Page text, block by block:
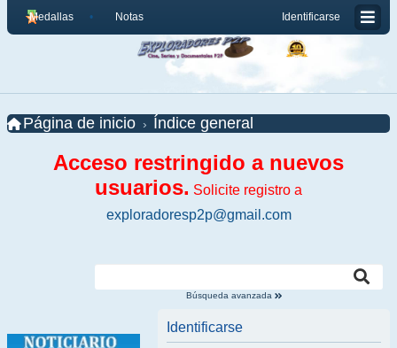
Identificarse
Medallas Notas
Página de inicio Índice general
Acceso restringido a nuevos
usuarios. Solicite registro a
exploradoresp2p@gmail.com
Búsqueda avanzada
Identificarse